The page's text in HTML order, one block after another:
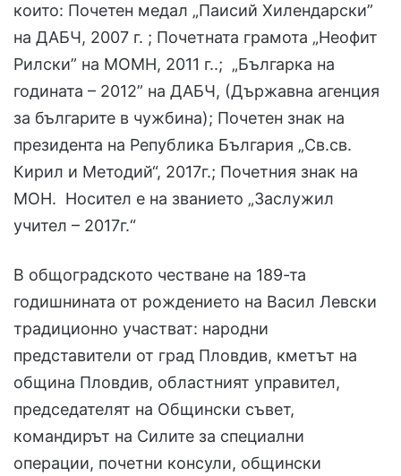
които: Почетен медал „Паисий Хилендарски”
на ДАБЧ, 2007 г. ; Почетната грамота „Неофит
Рилски” на МОМН, 2011 г..; „Българка на
годината – 2012” на ДАБЧ, (Държавна агенция
за българите в чужбина); Почетен знак на
президента на Република България „Св.св.
Кирил и Методий“, 2017г.; Почетния знак на
МОН. Носител е на званието „Заслужил
учител – 2017г.“
В общоградското честване на 189-та
годишнината от рождението на Васил Левски
традиционно участват: народни
представители от град Пловдив, кметът на
община Пловдив, областният управител,
председателят на Общински съвет,
командирът на Силите за специални
операции, почетни консули, общински